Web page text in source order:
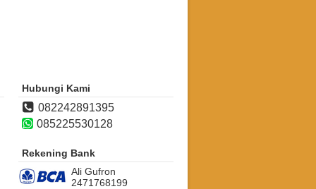
Hubungi Kami
082242891395
085225530128
Rekening Bank
Ali Gufron
2471768199